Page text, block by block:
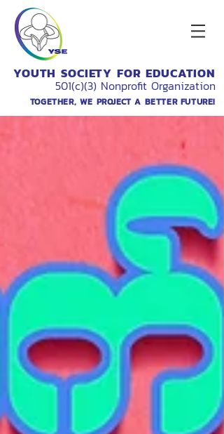
YOUTH SOCIETY FOR EDUCATION
501(c)(3) Nonprofit Organization
TOGETHER, WE PROJECT A BETTER FUTURE!